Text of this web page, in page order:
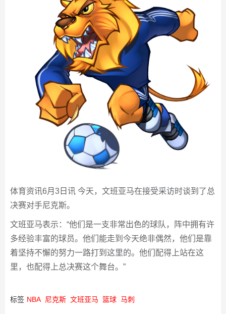
体育资讯6月3日讯 今天，文班亚马在接受采访时谈到了总
决赛对手尼克斯。
文班亚马表示：“他们是一支非常出色的球队，阵中拥有许
多经验丰富的球员。他们能走到今天绝非偶然，他们是靠
着坚持不懈的努力一路打到这里的。他们配得上站在这
里，也配得上总决赛这个舞台。”
标签 NBA 尼克斯 文班亚马 篮球 马刺